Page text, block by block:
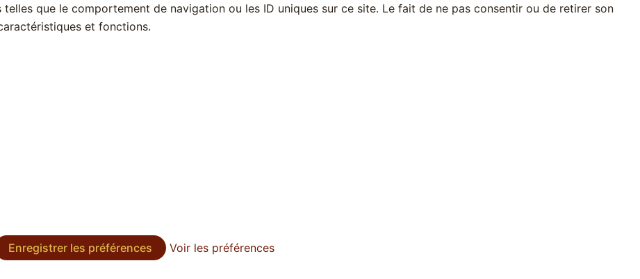
que le comportement de navigation ou les ID uniques sur ce site. Le fait de ne pas consentir ou de retirer son
et fonctions.
Enregistrer les préférences
Voir les préférences